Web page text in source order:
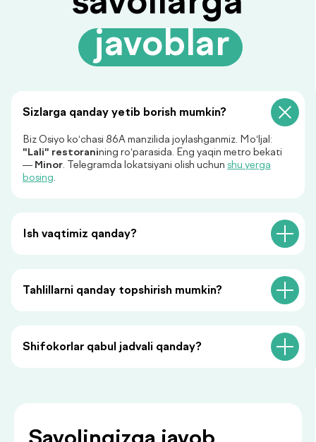
Sizlarga qanday yetib borish mumkin?
Biz Osiyo ko‘chasi 86A manzilida joylashganmiz. Mo‘ljal:
"Lali" restoranining ro‘parasida. Eng yaqin metro bekati
— Minor. Telegramda lokatsiyani olish uchun shu yerga
bosing.
Ish vaqtimiz qanday?
Tahlillarni qanday topshirish mumkin?
Shifokorlar qabul jadvali qanday?
topilmadimi?
Ariza qoldiring, biz sizga
javob beramiz!
+998
«Menga qo‘ng‘iroq qiling» tugmasini bosish orqali siz
ma’lumotlar